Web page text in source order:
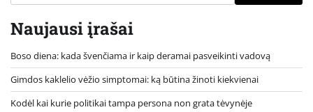
Naujausi įrašai
Boso diena: kada švenčiama ir kaip deramai pasveikinti vadovą
Gimdos kaklelio vėžio simptomai: ką būtina žinoti kiekvienai
Kodėl kai kurie politikai tampa persona non grata tėvynėje